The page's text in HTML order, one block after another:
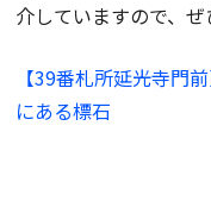
介していますので、ぜ
【39番札所延光寺門
にある標石